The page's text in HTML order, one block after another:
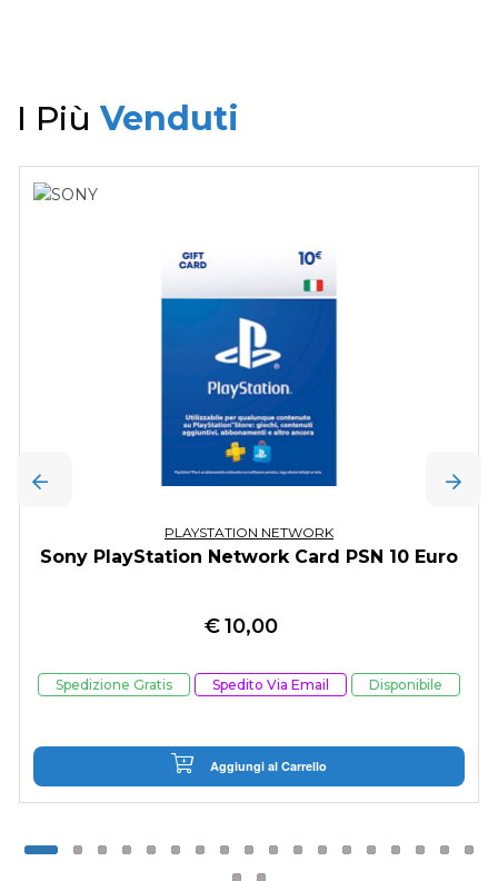
I Più Venduti
PLAYSTATION NETWORK
Sony PlayStation Network Card PSN 10 Euro
€10,00
Spedizione Gratis Spedito Via Email Disponibile
Aggiungi al Carrello